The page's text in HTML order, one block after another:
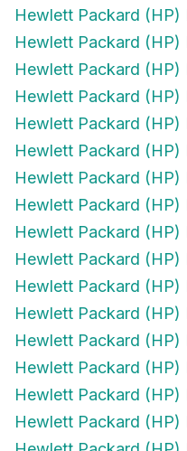
Hewlett Packard (HP)
Hewlett Packard (HP)
Hewlett Packard (HP)
Hewlett Packard (HP)
Hewlett Packard (HP)
Hewlett Packard (HP)
Hewlett Packard (HP)
Hewlett Packard (HP)
Hewlett Packard (HP)
Hewlett Packard (HP)
Hewlett Packard (HP)
Hewlett Packard (HP)
Hewlett Packard (HP)
Hewlett Packard (HP)
Hewlett Packard (HP)
Hewlett Packard (HP)